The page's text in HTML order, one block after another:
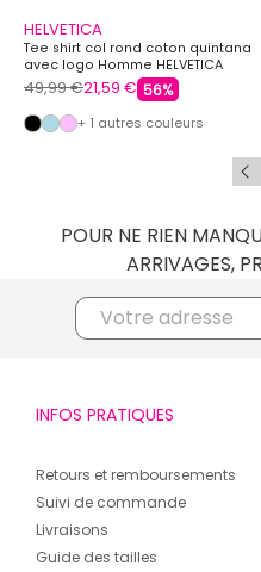
HELVETICA
Tee shirt col rond coton quintana
avec logo Homme HELVETICA
49,99 €21,59 € 56%
+ 1 autres couleurs
POUR NE RIEN
ARRIVAGES,
INFOS PRATIQUES
Retours et remboursements
Suivi de commande
Livraisons
Guide des tailles